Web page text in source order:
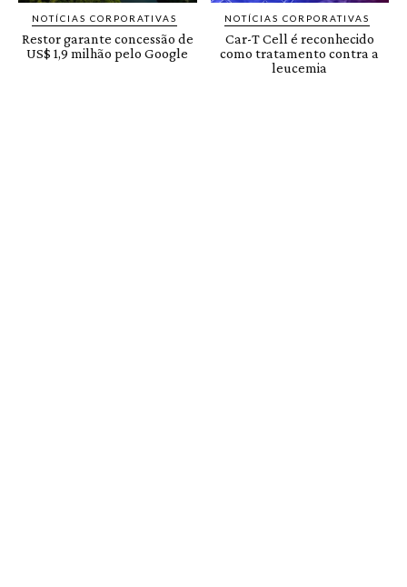
NOTÍCIAS CORPORATIVAS
Restor garante concessão de
US$ 1,9 milhão pelo Google
NOTÍCIAS CORPORATIVAS
Car-T Cell é reconhecido
como tratamento contra a
leucemia